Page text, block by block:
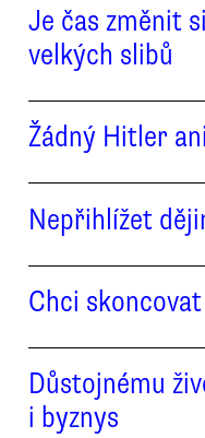
Je čas změnit
velkých slibů
Žádný Hitler
Nepřihlížet
Chci
Důstojnému
i byznys